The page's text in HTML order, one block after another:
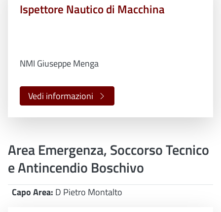
Ispettore Nautico di Macchina
NMI Giuseppe Menga
Vedi informazioni
Area Emergenza, Soccorso Tecnico
e Antincendio Boschivo
Capo Area: D Pietro Montalto